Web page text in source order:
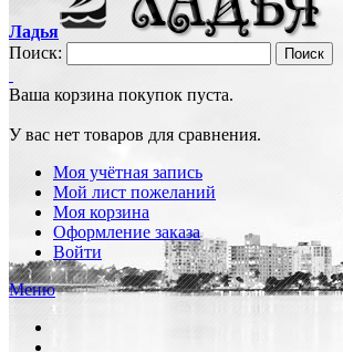
Ладья
Поиск:
Поиск
Ваша корзина покупок пуста.
У вас нет товаров для сравнения.
Моя учётная запись
Мой лист пожеланий
Моя корзина
Оформление заказа
Войти
Меню